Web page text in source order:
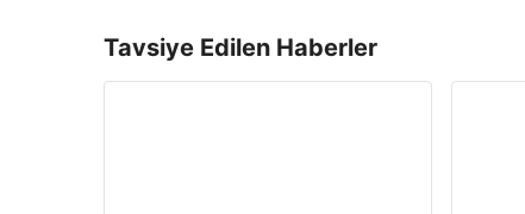
Tavsiye Edilen Haberler